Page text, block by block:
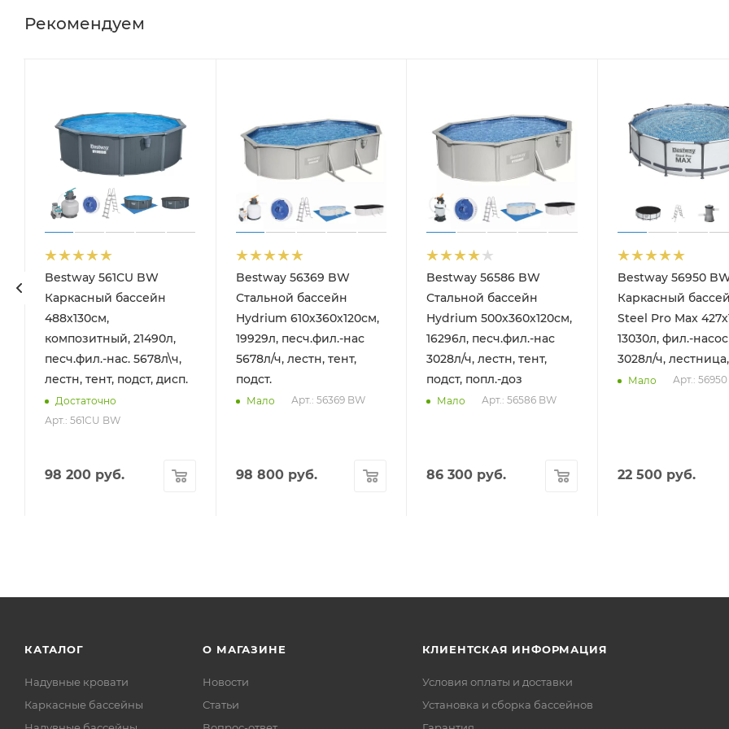
Рекомендуем
Bestway 561CU BW
Каркасный бассейн
488х130см,
композитный, 21490л,
песч.фил.-нас. 5678л\ч,
лестн, тент, подст, дисп.
Достаточно
Арт.: 561CU BW
98 200руб.
Bestway 56369 BW
Стальной бассейн
Hydrium 610х360х120см,
19929л, песч.фил.-нас
5678л/ч, лестн, тент,
подст.
Мало Арт.: 56369 BW
98 800руб.
Bestway 56586 BW
Стальной бассейн
Hydrium 500х360х120см,
16296л, песч.фил.-нас
3028л/ч, лестн, тент,
подст, попл.-доз
Мало Арт.: 56586 BW
86 300 руб.
Bestway 56950
Каркасный
Steel Pro Max
13030л, фил.-насос
3028л/ч,
Мало Арт.:
22 500 руб.
КАТАЛОГ
Надувные кровати
Каркасные бассейны
О МАГАЗИНЕ
Новости
Статьи
КЛИЕНТСКАЯ ИНФОРМАЦИЯ
Условия оплаты и доставки
Установка и сборка бассейнов